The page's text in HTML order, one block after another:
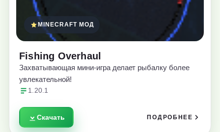
MINECRAFT МОД
Fishing Overhaul
Захватывающая мини-игра делает рыбалку более
увлекательной!
1.20.1
Скачать ПОДРОБНЕЕ